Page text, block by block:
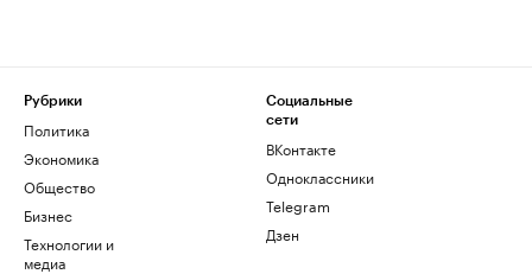
Рубрики
Политика
Экономика
Общество
Бизнес
Технологии и
медиа
Социальные
сети
ВКонтакте
Одноклассники
Telegram
Дзен